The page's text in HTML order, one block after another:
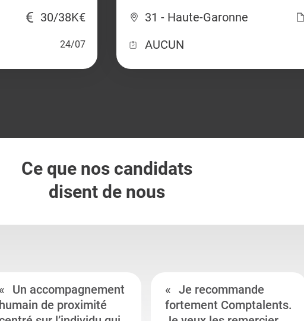
30/38K€
24/07
31 - Haute-Garonne
AUCUN
Ce que nos candidats
disent de nous
Un accompagnement
humain de proximité
Je recommande
fortement Comptalents.